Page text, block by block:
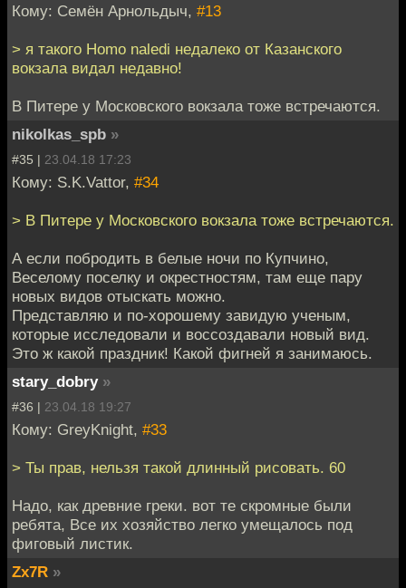
Кому: Семён Арнольдыч, #13
> я такого Homo naledi недалеко от Казанского
вокзала видал недавно!
В Питере у Московского вокзала тоже встречаются.
nikolkas_spb »
#35 | 23.04.18 17:23
Кому: S.K.Vattor, #34
> В Питере у Московского вокзала тоже встречаются.
А если побродить в белые ночи по Купчино,
Веселому поселку и окрестностям, там еще пару
новых видов отыскать можно.
Представляю и по-хорошему завидую ученым,
которые исследовали и воссоздавали новый вид.
Это ж какой праздник! Какой фигней я занимаюсь.
stary_dobry »
#36 | 23.04.18 19:27
Кому: GreyKnight, #33
> Ты прав, нельзя такой длинный рисовать. 60
Надо, как древние греки. вот те скромные были
ребята, Все их хозяйство легко умещалось под
фиговый листик.
Zx7R »